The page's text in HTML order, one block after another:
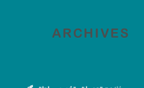
ARCHIVES